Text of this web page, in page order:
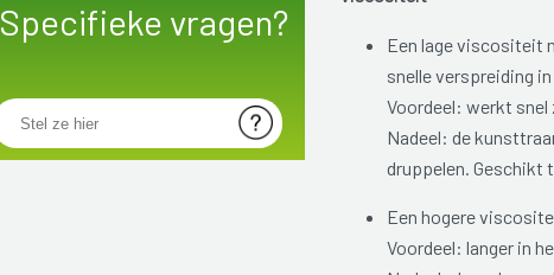
Specifieke vragen?
Een lage viscositeit
snelle verspreiding
Voordeel: werkt snel
Nadeel: de
druppelen. Geschikt
Een hogere
Voordeel: langer in